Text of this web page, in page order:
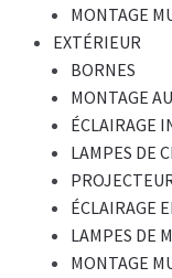
MONTAGE
EXTÉRIEUR
BORNES
MONTAGE
ÉCLAIRAGE
LAMPES DE
ÉCLAIRAGE
LAMPES DE
MONTAGE